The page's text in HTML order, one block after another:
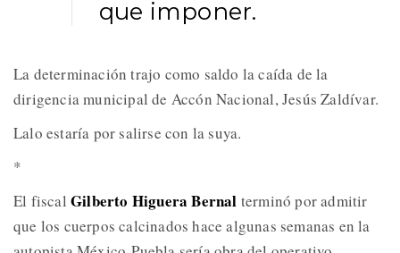
que imponer.
La determinación trajo como saldo la caída de la
dirigencia municipal de Accón Nacional, Jesús Zaldívar.
Lalo estaría por salirse con la suya.
*
El fiscal Gilberto Higuera Bernal terminó por admitir
que los cuerpos calcinados hace algunas semanas en la